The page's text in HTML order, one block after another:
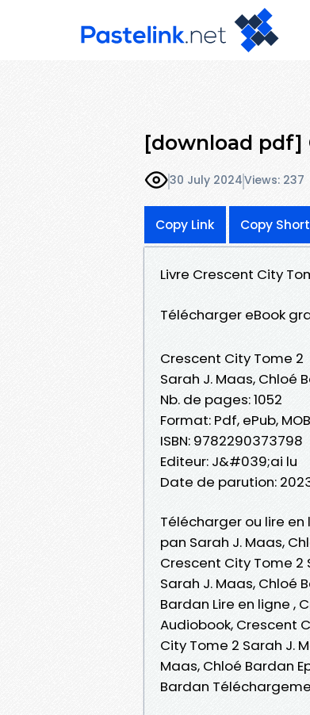
[download pdf]
30 July 2024Views: 237
Copy Link Copy
Livre Crescent City
Télécharger eBook
Crescent City Tome 2
Sarah J. Maas, Chloé
Nb. de pages: 1052
Format: Pdf, ePub,
ISBN: 9782290373798
Editeur: J&#039;ai lu
Date de parution:
Télécharger ou lire en
pan Sarah J. Maas,
Crescent City Tome 2
Sarah J. Maas, Chloé
Bardan Lire en ligne ,
Audiobook, Crescent
City Tome 2 Sarah J.
Maas, Chloé Bardan
Bardan